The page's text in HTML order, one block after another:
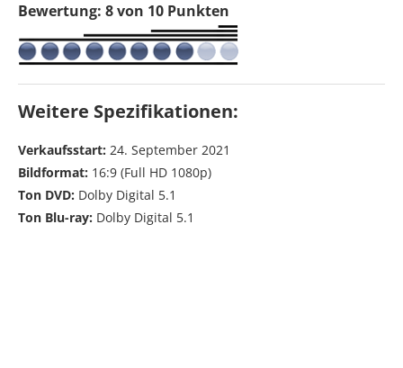
Bewertung: 8 von 10 Punkten
Weitere Spezifikationen:
Verkaufsstart: 24. September 2021
Bildformat: 16:9 (Full HD 1080p)
Ton DVD: Dolby Digital 5.1
Ton Blu-ray: Dolby Digital 5.1